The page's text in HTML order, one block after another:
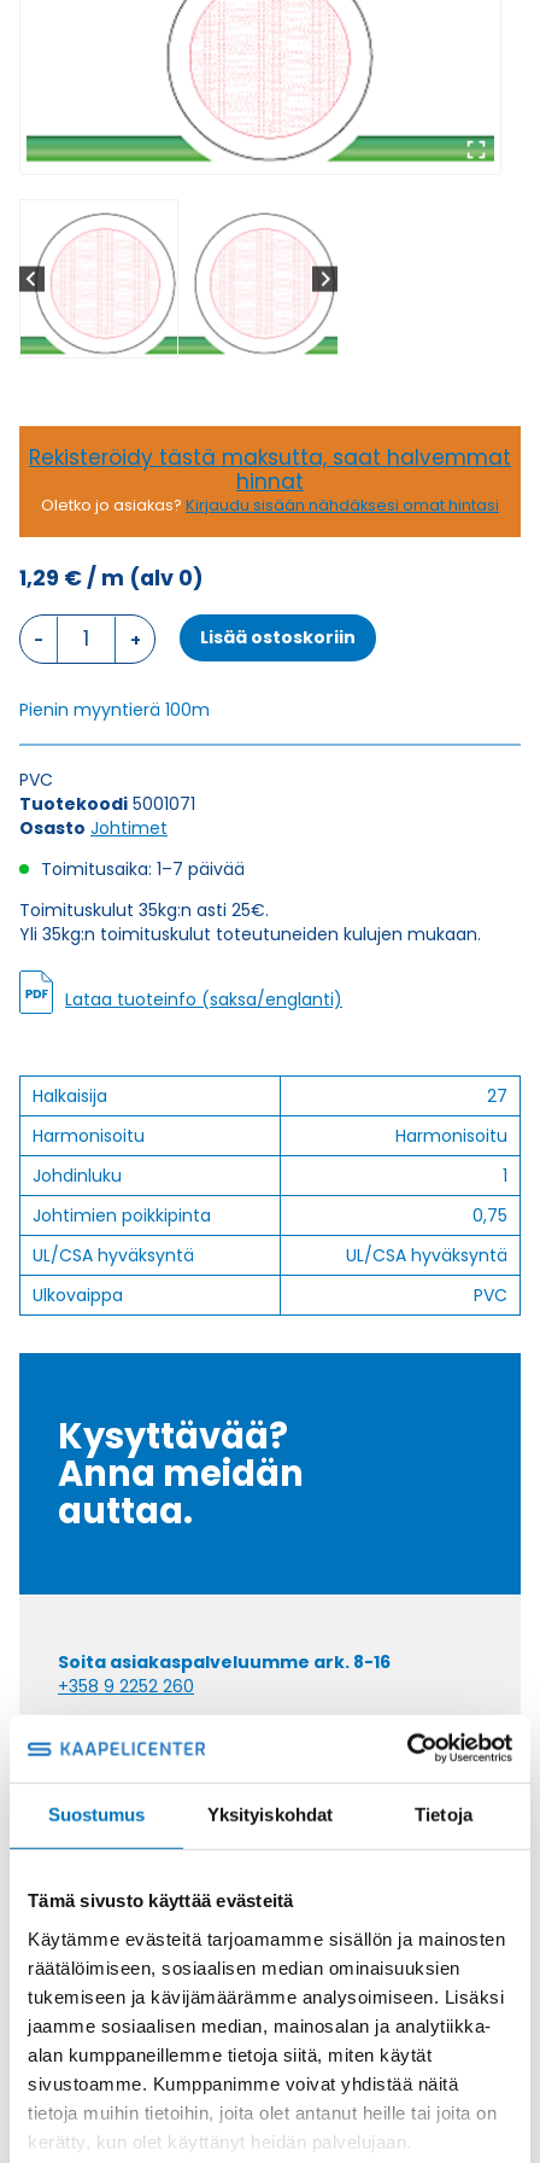
Suostumus Yksityiskohdat Tietoja
Tämä sivusto käyttää evästeitä
Käytämme evästeitä tarjoamamme sisällön ja mainosten
räätälöimiseen, sosiaalisen median ominaisuuksien
tukemiseen ja kävijämäärämme analysoimiseen. Lisäksi
jaamme sosiaalisen median, mainosalan ja analytiikka-
alan kumppaneillemme tietoja siitä, miten käytät
sivustoamme. Kumppanimme voivat yhdistää näitä
tietoja muihin tietoihin, joita olet antanut heille tai joita on
kerätty, kun olet käyttänyt heidän palvelujaan.
Rekisteröidy tästä maksutta, saat halvemmat
hinnat
Oletko jo asiakas? Kirjaudu sisään nähdäksesi omat hintasi
1,29 €/ m (alv 0)
Johdin
MULTINORM
KEVI
1X0,75
määrä
Lisää ostoskoriin
Pienin myyntierä 100m
PVC
Tuotekoodi 5001071
Osasto Johtimet
Toimitusaika: 1–7 päivää
Toimituskulut 35kg:n asti 25€.
Yli 35kg:n toimituskulut toteutuneiden kulujen mukaan.
Lataa tuoteinfo (saksa/englanti)
Halkaisija
27
Harmonisoitu
Harmonisoitu
Johdinluku
1
Johtimien poikkipinta
0,75
UL/CSA hyväksyntä
UL/CSA hyväksyntä
Ulkovaippa
PVC
Kysyttävää?
Anna meidän
auttaa.
Soita asiakaspalveluumme ark. 8-16
+358 9 2252 260
Tai lähetä sähköpostia
Saman kaapelin eri versiot
Johdin MULTINORM X07V2-K
SININEN 1X16 (AWG6)
Johdin MULTINORM X07V2-K